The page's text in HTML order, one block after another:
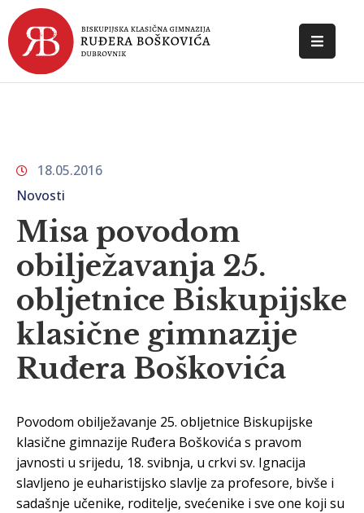
POČETNA
DOKUMENTI
KONTAKT
18.05.2016
Novosti
Misa povodom
obilježavanja 25.
obljetnice Biskupijske
klasične gimnazije
Ruđera Boškovića
Povodom obilježavanje 25. obljetnice Biskupijske
klasične gimnazije Ruđera Boškovića s pravom
javnosti u srijedu, 18. svibnja, u crkvi sv. Ignacija
slavljeno je euharistijsko slavlje za profesore, bivše i
sadašnje učenike, roditelje, svećenike i sve one koji su